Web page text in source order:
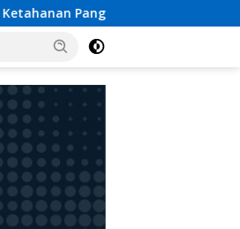
III Sukses Panen Jagung di Desa